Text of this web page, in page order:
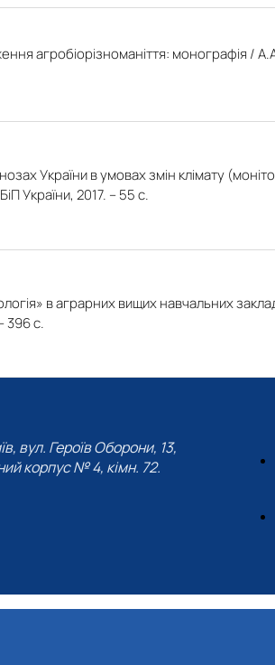
агробіорізноманіття: монографія /
України в умовах змін клімату
України, 2017. – 55 с.
в аграрних вищих навчальних
396 с.
вул. Героїв Оборони, 13,
корпус № 4, кімн. 72.